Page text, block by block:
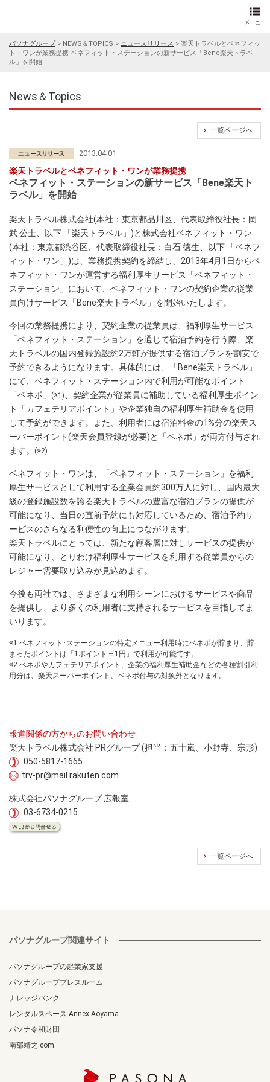
パソナグループ> NEWS＆TOPICS > ニュースリリース > 楽天トラベルとベネフィッ
ト・ワンが業務提携 ベネフィット・ステーションの新サービス「Bene楽天トラベ
ル」を開始
News＆Topics
一覧ページへ
2013.04.01
楽天トラベルとベネフィット・ワンが業務提携
ベネフィット・ステーションの新サービス「Bene楽天ト
ラベル」を開始
楽天トラベル株式会社(本社：東京都品川区、代表取締役社長：岡
武 公士、以下 「楽天トラベル」)と株式会社ベネフィット・ワン
(本社：東京都渋谷区、代表取締役社長：白石 徳生、以下 「ベネフ
ィット・ワン」)は、業務提携契約を締結し、2013年4月1日からベ
ネフィット・ワンが運営する福利厚生サービス「ベネフィット・
ステーション」において、ベネフィット・ワンの契約企業の従業
員向けサービス「Bene楽天トラベル」を開始いたします。
今回の業務提携により、契約企業の従業員は、福利厚生サービス
「ベネフィット・ステーション」を通じて宿泊予約を行う際、楽
天トラベルの国内登録施設約2万軒が提供する宿泊プランを割安で
予約できるようになります。具体的には、「Bene楽天トラベル」
にて、ベネフィット・ステーション内で利用が可能なポイント
「ベネポ」
(※1)
、契約企業が従業員に補助している福利厚生ポイン
ト「カフェテリアポイント」や企業独自の福利厚生補助金を使用
して予約ができます。また、利用者には宿泊料金の1%分の楽天ス
ーパーポイント(楽天会員登録が必要)と「ベネポ」が両方付与され
ます。
(※2)
ベネフィット・ワンは、「ベネフィット・ステーション」を福利
厚生サービスとして利用する企業会員約300万人に対し、国内最大
級の登録施設数を誇る楽天トラベルの豊富な宿泊プランの提供が
可能になり、当日の直前予約にも対応しているため、宿泊予約サ
ービスのさらなる利便性の向上につながります。
楽天トラベルにとっては、新たな顧客層に対しサービスの提供が
可能になり、とりわけ福利厚生サービスを利用する従業員からの
レジャー需要取り込みが見込めます。
今後も両社では、さまざまな利用シーンにおけるサービスや商品
を提供し、より多くの利用者に支持されるサービスを目指してま
いります。
※1 ベネフィット･ステーションの特定メニュー利用時にベネポが貯まり、貯
まったポイントは「1ポイント＝1円」で利用が可能です。
※2 ベネポやカフェテリアポイント、企業の福利厚生補助金などの各種割引利
用分は、楽天スーパーポイント、ベネポ付与の対象外となります。
報道関係の方からのお問い合わせ
楽天トラベル株式会社 PRグループ (担当：五十嵐、小野寺、宗形)
050-5817-1665
trv-pr@mail.rakuten.com
株式会社パソナグループ 広報室
03-6734-0215
一覧ページへ
パソナグループ関連サイト
パソナグループの起業家支援
パソナグループプレスルーム
ナレッジバンク
レンタルスペース Annex Aoyama
パソナ令和財団
南部靖之.com